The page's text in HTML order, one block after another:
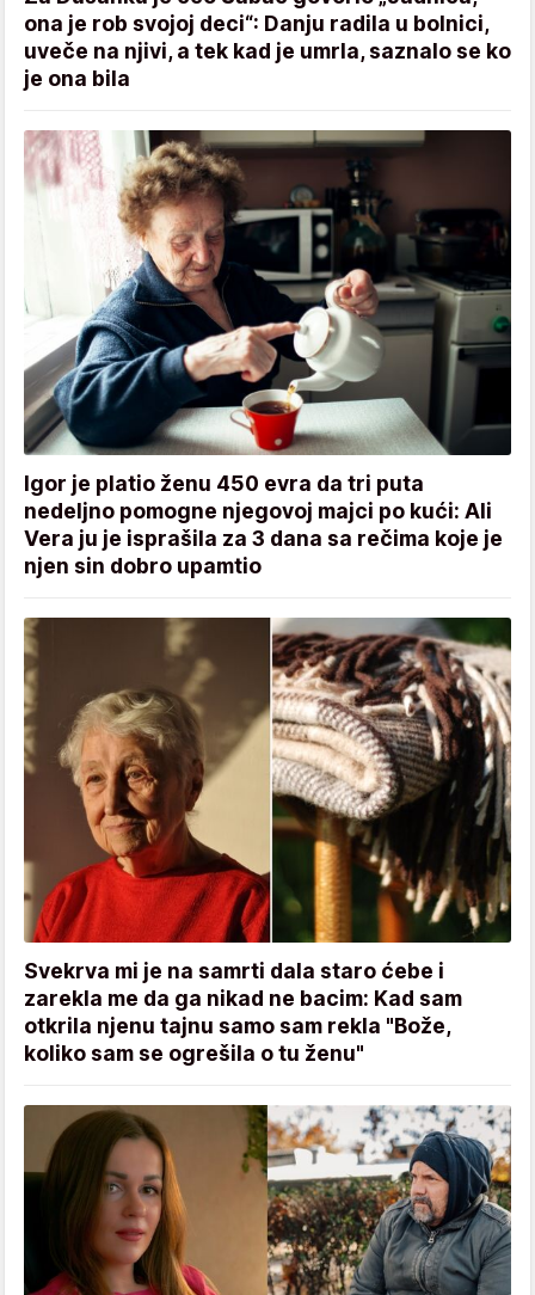
ona je rob svojoj deci“: Danju radila u bolnici,
uveče na njivi, a tek kad je umrla, saznalo se ko
je ona bila
Igor je platio ženu 450 evra da tri puta
nedeljno pomogne njegovoj majci po kući: Ali
Vera ju je isprašila za 3 dana sa rečima koje je
njen sin dobro upamtio
Svekrva mi je na samrti dala staro ćebe i
zarekla me da ga nikad ne bacim: Kad sam
otkrila njenu tajnu samo sam rekla "Bože,
koliko sam se ogrešila o tu ženu"